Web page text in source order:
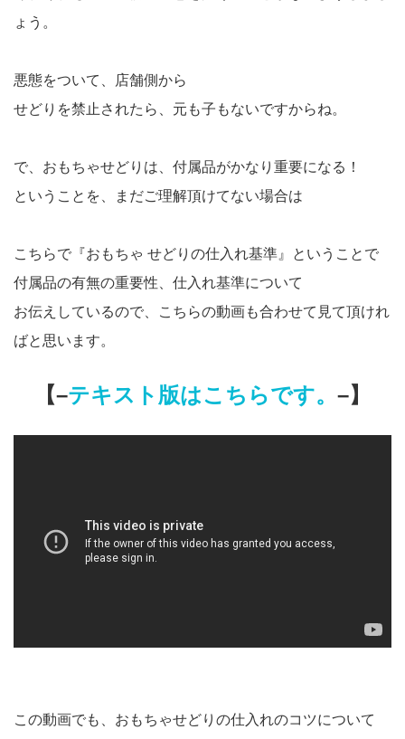
ょう。
悪態をついて、店舗側から
せどりを禁止されたら、元も子もないですからね。
で、おもちゃせどりは、付属品がかなり重要になる！
ということを、まだご理解頂けてない場合は
こちらで『おもちゃ せどりの仕入れ基準』ということで
付属品の有無の重要性、仕入れ基準について
お伝えしているので、こちらの動画も合わせて見て頂けれ
ばと思います。
【–テキスト版はこちらです。 –】
この動画でも、おもちゃせどりの仕入れのコツについて